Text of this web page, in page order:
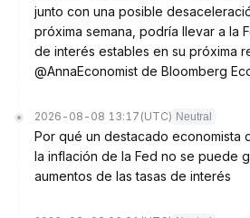
junto con una posible
próxima semana, podría llevar a la
de interés estables en su próxima
@AnnaEconomist de Bloomberg
2026-08-08 13:17 (UTC) Neutral
Por qué un destacado economista
la inflación de la Fed no se puede
aumentos de las tasas de interés